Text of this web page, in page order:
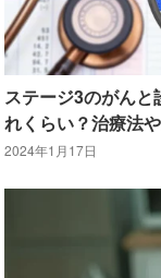
ステージ3のがん
れくらい？治療法
とは？
2024年1月17日